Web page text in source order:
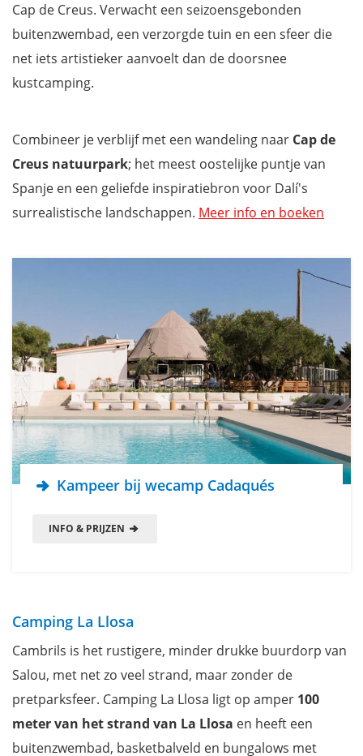
Cap de Creus. Verwacht een seizoensgebonden
buitenzwembad, een verzorgde tuin en een sfeer die
net iets artistieker aanvoelt dan de doorsnee
kustcamping.
Combineer je verblijf met een wandeling naar Cap de
Creus natuurpark; het meest oostelijke puntje van
Spanje en een geliefde inspiratiebron voor Dalí's
surrealistische landschappen. Meer info en boeken
Kampeer bij wecamp Cadaqués
INFO & PRIJZEN
Camping La Llosa
Cambrils is het rustigere, minder drukke buurdorp van
Salou, met net zo veel strand, maar zonder de
pretparksfeer. Camping La Llosa ligt op amper 100
meter van het strand van La Llosa en heeft een
buitenzwembad, basketbalveld en bungalows met